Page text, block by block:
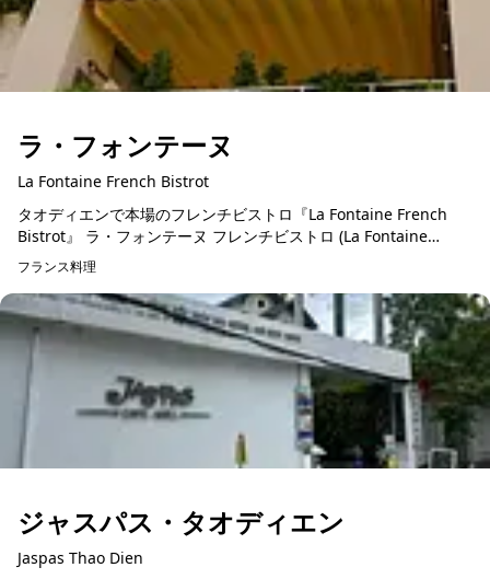
ラ・フォンテーヌ
La Fontaine French Bistrot
タオディエンで本場のフレンチビストロ『La Fontaine French
Bistrot』 ラ・フォンテーヌ フレンチビストロ (La Fontaine
French Bistrot) ...
フランス料理
ジャスパス・タオディエン
Jaspas Thao Dien